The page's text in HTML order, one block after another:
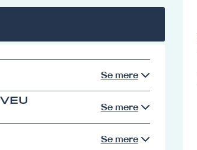
Se mere
Se mere
Se mere